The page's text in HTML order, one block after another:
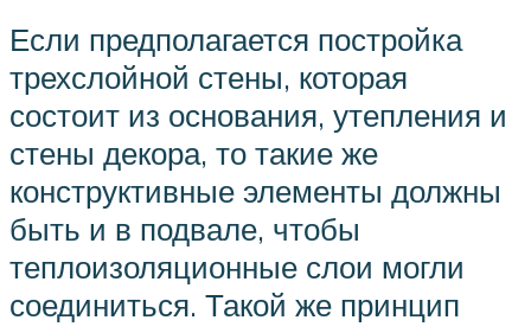
Если предполагается постройка
трехслойной стены, которая
состоит из основания, утепления и
стены декора, то такие же
конструктивные элементы должны
быть и в подвале, чтобы
теплоизоляционные слои могли
соединиться. Такой же принцип